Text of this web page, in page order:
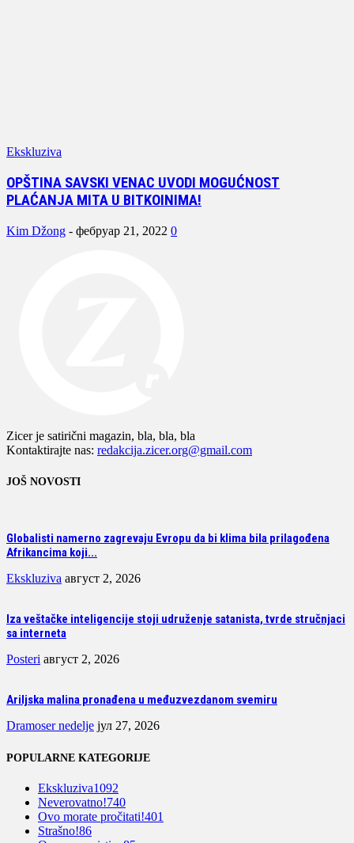
Ekskluziva
OPŠTINA SAVSKI VENAC UVODI MOGUĆNOST
PLAĆANJA MITA U BITKOINIMA!
Kim Džong - фебруар 21, 2022 0
Zicer je satirični magazin, bla, bla, bla
Kontaktirajte nas: redakcija.zicer.org@gmail.com
JOŠ NOVOSTI
Globalisti namerno zagrevaju Evropu da bi klima bila prilagođena
Afrikancima koji...
Ekskluziva август 2, 2026
Iza veštačke inteligencije stoji udruženje satanista, tvrde stručnjaci
sa interneta
Posteri август 2, 2026
Ariljska malina pronađena u međuzvezdanom svemiru
Dramoser nedelje јул 27, 2026
POPULARNE KATEGORIJE
Ekskluziva1092
Neverovatno!740
Ovo morate pročitati!401
Strašno!86